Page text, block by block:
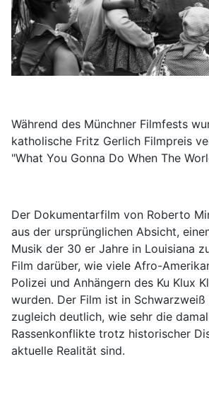
Während des Münchner Filmfests
katholische Fritz Gerlich Filmpreis
"What You Gonna Do When The
Der Dokumentarfilm von Roberto
aus der ursprünglichen Absicht,
Musik der 30 er Jahre in Louisiana
Film darüber, wie viele Afro-
Polizei und Anhängern des Ku Klux
wurden. Der Film ist in Schwarzweiß
zugleich deutlich, wie sehr die
Rassenkonflikte trotz historischer
aktuelle Realität sind.